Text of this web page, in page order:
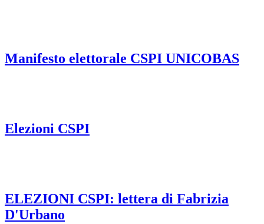
Manifesto elettorale CSPI UNICOBAS
Elezioni CSPI
ELEZIONI CSPI: lettera di Fabrizia
D'Urbano